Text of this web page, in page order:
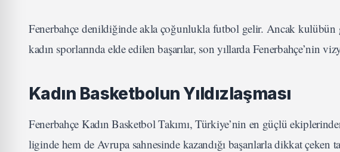
Fenerbahçe denildiğinde akla çoğunlukla futbol gelir. Ancak kulübün
kadın sporlarında elde edilen başarılar, son yıllarda Fenerbahçe’nin
Kadın Basketbolun Yıldızlaşması
Fenerbahçe Kadın Basketbol Takımı, Türkiye’nin en güçlü
liginde hem de Avrupa sahnesinde kazandığı başarılarla dikkat çeken